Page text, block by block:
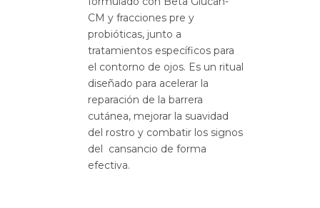
CM y fracciones pre y
probióticas, junto a
tratamientos específicos para
el contorno de ojos. Es un ritual
diseñado para acelerar la
reparación de la barrera
cutánea, mejorar la suavidad
del rostro y combatir los signos
del cansancio de forma
efectiva.